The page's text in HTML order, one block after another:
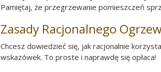
Pamiętaj, że przegrzewanie pomieszczeń
Zasady Racjonalnego
Chcesz dowiedzieć się, jak racjonalnie
wskazówek. To proste i naprawdę się opłaca!